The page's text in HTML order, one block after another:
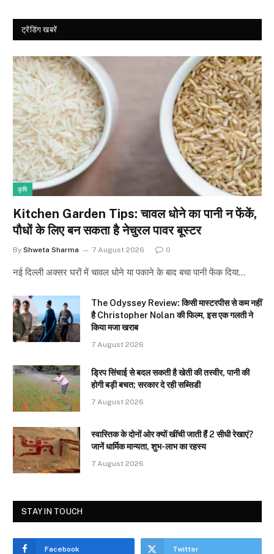
ट्रेंडिंग खबरें
कृषि
Kitchen Garden Tips: चावल धोने का पानी न फेंकें,
पौधों के लिए बन सकता है नेचुरल पावर बूस्टर
By Shweta Sharma 7 August 2026 0
नई दिल्ली अक्सर घरों में चावल धोने या पकाने के बाद बचा पानी फेंक दिया…
The Odyssey Review: किसी मास्टरपीस से कम नहीं
है Christopher Nolan की फिल्म, इस एक गलती ने
किया मजा खराब
7 August 2026
ड्रिप सिंचाई से बदल सकती है खेती की तस्वीर, पानी की
होगी बड़ी बचत; सरकार दे रही सब्सिडी
7 August 2026
स्वास्तिक के दोनों ओर क्यों खींची जाती हैं 2 सीधी रेखाएं?
जानें धार्मिक मान्यता, शुभ-लाभ का रहस्य
7 August 2026
STAY IN TOUCH
Facebook Twitter